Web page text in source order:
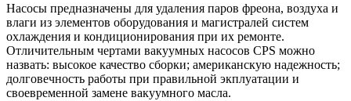
Насосы предназначены для удаления паров фреона, воздуха и
влаги из элементов оборудования и магистралей систем
охлаждения и кондиционирования при их ремонте.
Отличительным чертами вакуумных насосов CPS можно
назвать: высокое качество сборки; американскую надежность;
долговечность работы при правильной экплуатации и
своевременной замене вакуумного масла.